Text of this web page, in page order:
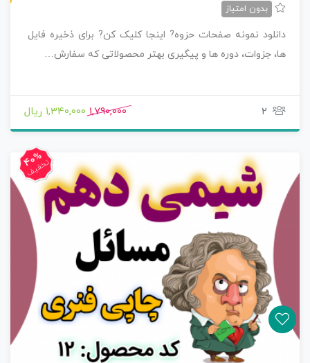
بدون امتیاز
دانلود نمونه صفحات حزوه? اینجا کلیک کن? برای ذخیره فایل
ها، جزوات، دوره ها و پیگیری بهتر محصولاتی که سفارش…
2
1,790,000 1,340,000 ریال
40%
تخفیف